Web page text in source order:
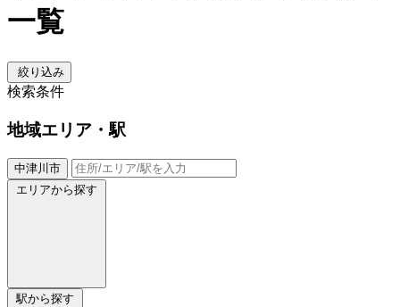
一覧
絞り込み
検索条件
地域エリア・駅
中津川市
エリアから探す
駅から探す